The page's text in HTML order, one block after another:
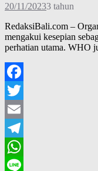
20/11/20233 tahun
RedaksiBali.com –
mengakui kesepian
perhatian utama. WHO
Facebook
Twitter
Email
Telegram
WhatsApp